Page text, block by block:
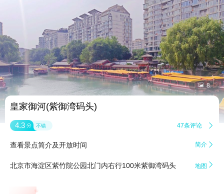
 8
皇家御河(紫御湾码头)
4.3 分 不错 47条评论 
查看景点简介及开放时间 简介 
北京市海淀区紫竹院公园北门内右行100米紫御湾码头 地图 